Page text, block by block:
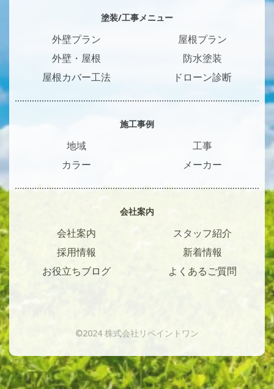
塗装/工事メニュー
外壁プラン
屋根プラン
外壁・屋根
防水塗装
屋根カバー工法
ドローン診断
施工事例
地域
工事
カラー
メーカー
会社案内
会社案内
スタッフ紹介
採用情報
新着情報
お役立ちブログ
よくあるご質問
©2024 株式会社リペイントワン